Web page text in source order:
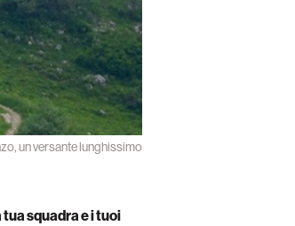
un versante lunghissimo
squadra e i tuoi